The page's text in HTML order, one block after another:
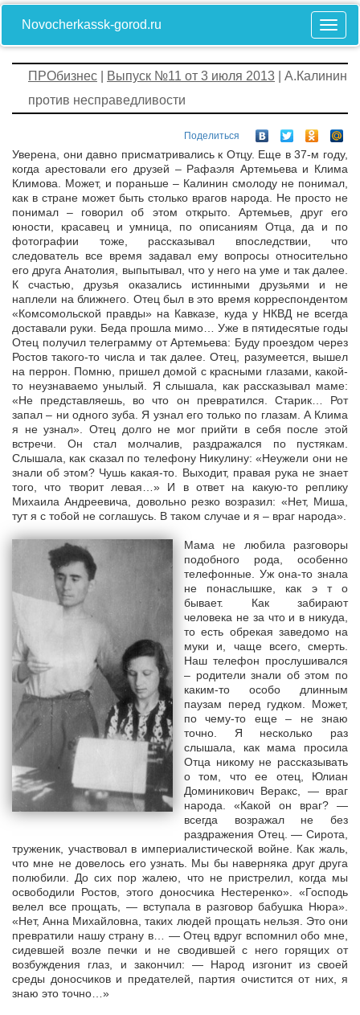
Novocherkassk-gorod.ru
ПРОбизнес Выпуск №11 от 3 июля 2013 | А.Калинин
против несправедливости
Поделиться
Уверена, они давно присматривались к Отцу. Еще в 37-м году,
когда арестовали его друзей – Рафаэля Артемьева и Клима
Климова. Может, и пораньше – Калинин смолоду не понимал,
как в стране может быть столько врагов народа. Не просто не
понимал – говорил об этом открыто. Артемьев, друг его
юности, красавец и умница, по описаниям Отца, да и по
фотографии тоже, рассказывал впоследствии, что
следователь все время задавал ему вопросы относительно
его друга Анатолия, выпытывал, что у него на уме и так далее.
К счастью, друзья оказались истинными друзьями и не
наплели на ближнего. Отец был в это время корреспондентом
«Комсомольской правды» на Кавказе, куда у НКВД не всегда
доставали руки. Беда прошла мимо… Уже в пятидесятые годы
Отец получил телеграмму от Артемьева: Буду проездом через
Ростов такого-то числа и так далее. Отец, разумеется, вышел
на перрон. Помню, пришел домой с красными глазами, какой-
то неузнаваемо унылый. Я слышала, как рассказывал маме:
«Не представляешь, во что он превратился. Старик… Рот
запал – ни одного зуба. Я узнал его только по глазам. А Клима
я не узнал». Отец долго не мог прийти в себя после этой
встречи. Он стал молчалив, раздражался по пустякам.
Слышала, как сказал по телефону Никулину: «Неужели они не
знали об этом? Чушь какая-то. Выходит, правая рука не знает
того, что творит левая…» И в ответ на какую-то реплику
Михаила Андреевича, довольно резко возразил: «Нет, Миша,
тут я с тобой не соглашусь. В таком случае и я – враг народа».
Мама не любила разговоры
подобного рода, особенно
телефонные. Уж она-то знала
не понаслышке, как э т о
бывает. Как забирают
человека не за что и в никуда,
то есть обрекая заведомо на
муки и, чаще всего, смерть.
Наш телефон прослушивался
– родители знали об этом по
каким-то особо длинным
паузам перед гудком. Может,
по чему-то еще – не знаю
точно. Я несколько раз
слышала, как мама просила
Отца никому не рассказывать
о том, что ее отец, Юлиан
Доминикович Веракс, — враг
народа. «Какой он враг? —
всегда возражал не без
раздражения Отец. — Сирота,
труженик, участвовал в империалистической войне. Как жаль,
что мне не довелось его узнать. Мы бы наверняка друг друга
полюбили. До сих пор жалею, что не пристрелил, когда мы
освободили Ростов, этого доносчика Нестеренко». «Господь
велел все прощать, — вступала в разговор бабушка Нюра».
«Нет, Анна Михайловна, таких людей прощать нельзя. Это они
превратили нашу страну в… — Отец вдруг вспомнил обо мне,
сидевшей возле печки и не сводившей с него горящих от
возбуждения глаз, и закончил: — Народ изгонит из своей
среды доносчиков и предателей, партия очистится от них, я
знаю это точно…»